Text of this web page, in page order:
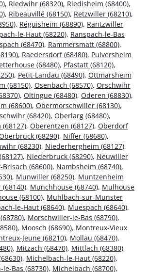
, Riedwihr (68320), Riedisheim (68400),
, Ribeauvillé (68150), Retzwiller (68210),
, Réguisheim (68890), Rantzwiller
le-Haut (68220), Ranspach-le-Bas
(68470), Rammersmatt (68800),
, Raedersdorf (68480), Pulversheim
(68480), Pfastatt (68120),
, Petit-Landau (68490), Ottmarsheim
(68150), Osenbach (68570), Orschwihr
, Oltingue (68480), Oderen (68830),
(68600), Obermorschwiller (68130),
(68420), Oberlarg (68480),
, Oberentzen (68127), Oberdorf
(68290), Niffer (68680),
(68230), Niederhergheim (68127),
, Niederbruck (68290), Neuwiller
Brisach (68600), Nambsheim (68740),
, Munwiller (68250), Muntzenheim
, Munchhouse (68740), Mulhouse
(68100), Muhlbach-sur-Munster
le-Haut (68640), Muespach (68640),
, Morschwiller-le-Bas (68790),
, Moosch (68690), Montreux-Vieux
Jeune (68210), Mollau (68470),
, Mitzach (68470), Mittlach (68380),
, Michelbach-le-Haut (68220),
Bas (68730), Michelbach (68700),